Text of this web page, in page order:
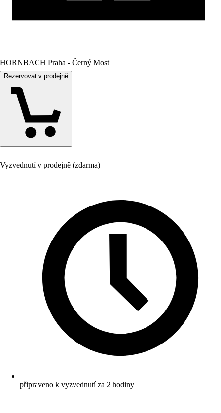
HORNBACH Praha - Černý Most
Rezervovat v prodejně
Vyzvednutí v prodejně (zdarma)
připraveno k vyzvednutí za 2 hodiny